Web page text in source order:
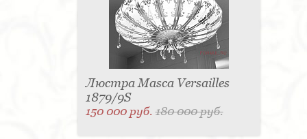
Люстра Masca Versailles
1879/9S
150 000 руб.180 000 руб.